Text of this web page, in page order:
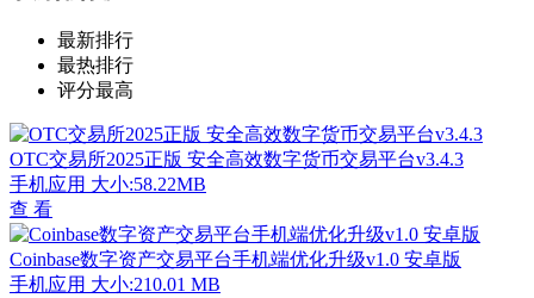
最新排行
最热排行
评分最高
OTC交易所2025正版 安全高效数字货币交易平台v3.4.3
手机应用 大小:58.22MB
查 看
Coinbase数字资产交易平台手机端优化升级v1.0 安卓版
手机应用 大小:210.01 MB